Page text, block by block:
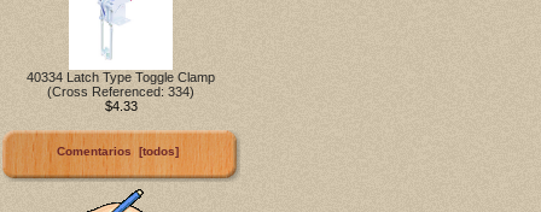
40334 Latch Type Toggle Clamp
(Cross Referenced: 334)
$4.33
Comentarios [todos]